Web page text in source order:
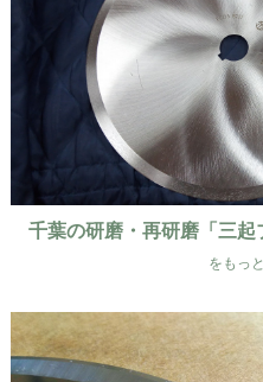
千葉の研磨・再研磨「三
をもっ